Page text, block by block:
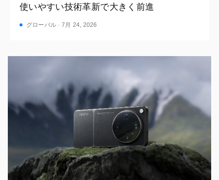
使いやすい技術革新で大きく前進
グローバル · 7月 24, 2026